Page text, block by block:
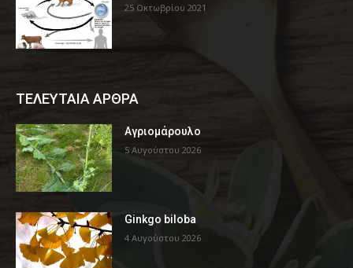
25 Οκτωβρίου 2021
ΤΕΛΕΥΤΑΙΑ ΑΡΘΡΑ
Αγριομάρουλο
5 Αυγούστου 2026
Ginkgo biloba
4 Αυγούστου 2026